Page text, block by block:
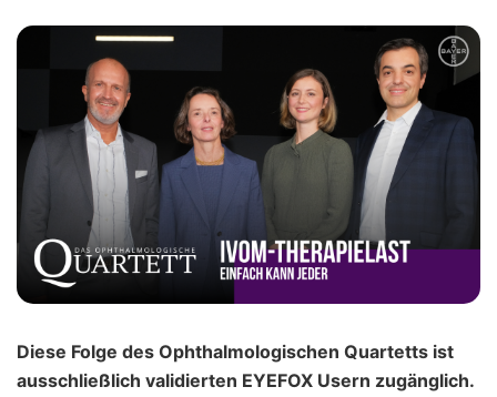
Diese Folge des Ophthalmologischen Quartetts ist
ausschließlich validierten EYEFOX Usern zugänglich.